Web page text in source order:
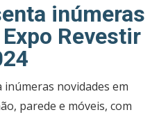
inúmeras
Revestir
novidades em
parede e móveis, com